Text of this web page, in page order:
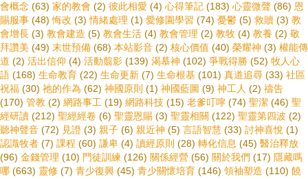
會概念 (63) 家的教會 (2) 彼此相愛 (4) 心得筆記 (183) 心靈微聲 (86) 恩
賜服事 (48) 悔改 (3) 情緒處理 (1) 愛修園學習 (74) 憂鬱 (5) 救贖 (3) 教
會增長 (3) 教會建造 (5) 教會生活 (4) 教會管理 (2) 教牧 (4) 教養 (2) 敬
拜讚美 (49) 末世預備 (68) 本站影音 (2) 核心價值 (40) 榮耀神 (3) 權能傳
道 (2) 活出信仰 (4) 活動翦影 (139) 渴慕神 (102) 爭戰得勝 (52) 牧人心
語 (168) 生命教育 (22) 生命更新 (7) 生命根基 (101) 真道追尋 (33) 社區
祝福 (30) 祂的作為 (62) 神國原則 (1) 神國藍圖 (9) 神工人 (2) 禱告
(170) 管教 (2) 網路事工 (19) 網路科技 (15) 老爹叮嚀 (74) 聖潔 (46) 聖
經研讀 (212) 聖經經卷 (6) 聖靈恩賜 (3) 聖靈相關 (122) 聖靈第四波 (2)
聽神聲音 (72) 見證 (3) 親子 (6) 親近神 (5) 言語智慧 (33) 討神喜悅 (1)
認識牧者 (7) 課程 (60) 謙卑 (4) 讀經原則 (28) 轉化信息 (45) 醫治釋放
(96) 金錢管理 (10) 門徒訓練 (126) 關係經營 (56) 關於我們 (17) 隱藏嗎
哪 (663) 靈修 (7) 青少復興 (45) 青少關懷培育 (146) 領袖塑造 (110) 饒